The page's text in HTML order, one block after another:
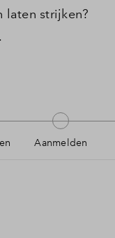
laten strijken?
Aanmelden